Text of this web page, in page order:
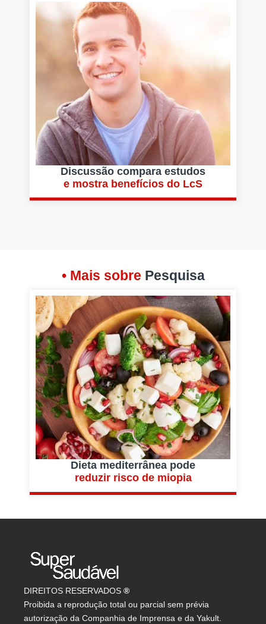
Discussão compara estudos
e mostra benefícios do LcS
• Mais sobre Pesquisa
Dieta mediterrânea pode
reduzir risco de miopia
DIREITOS RESERVADOS ®
Proibida a reprodução total ou parcial sem prévia
autorização da Companhia de Imprensa e da Yakult.